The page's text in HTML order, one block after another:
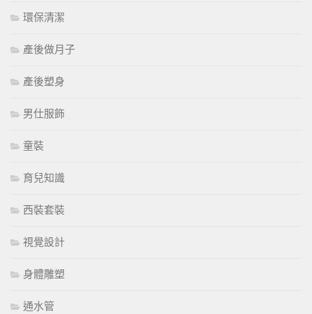
環保清潔
產後做月子
產後塑身
男仕服飾
童裝
育兒知識
西裝套裝
視覺設計
身體雕塑
通水管